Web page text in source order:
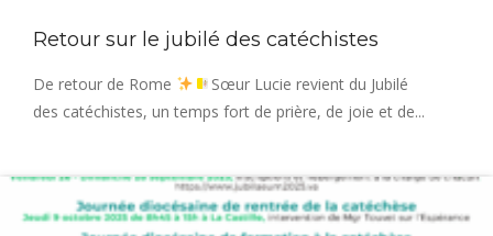
Retour sur le jubilé des catéchistes
De retour de Rome
Sœur Lucie revient du Jubilé
des catéchistes, un temps fort de prière, de joie et de...